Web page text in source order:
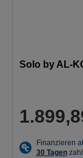
Solo by AL-